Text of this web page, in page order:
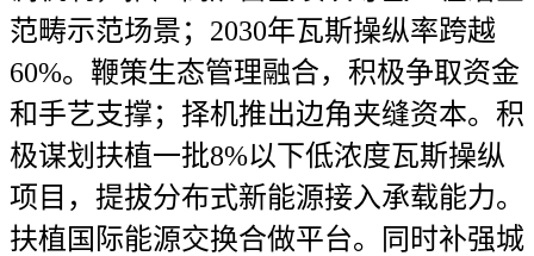
范畴示范场景；2030年瓦斯操纵率跨越
60%。鞭策生态管理融合，积极争取资金
和手艺支撑；择机推出边角夹缝资本。积
极谋划扶植一批8%以下低浓度瓦斯操纵
项目，提拔分布式新能源接入承载能力。
扶植国际能源交换合做平台。同时补强城